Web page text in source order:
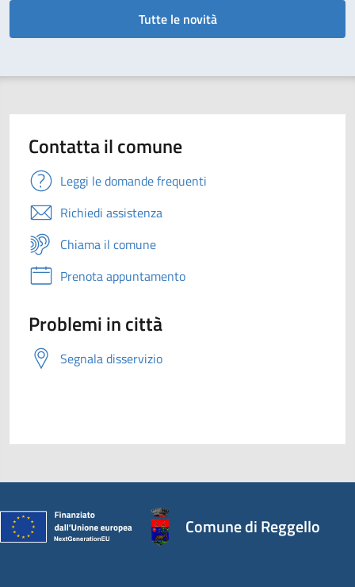
Tutte le novità
Contatta il comune
Leggi le domande frequenti
Richiedi assistenza
Chiama il comune
Prenota appuntamento
Problemi in città
Segnala disservizio
Comune di Reggello